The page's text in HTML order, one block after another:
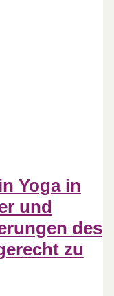
Yoga in
und
des
zu